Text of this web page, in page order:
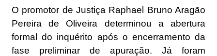
O promotor de Justiça Raphael Bruno Aragão
Pereira de Oliveira determinou a abertura
formal do inquérito após o encerramento da
fase preliminar de apuração. Já foram